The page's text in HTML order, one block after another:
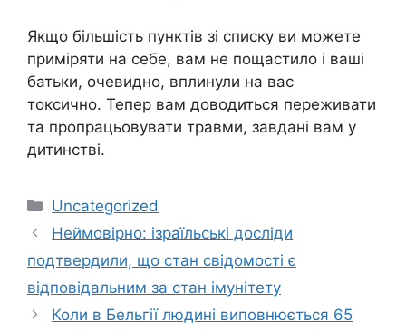
Якщо більшість пунктів зі списку ви можете
приміряти на себе, вам не пощастило і ваші
батьки, очевидно, вплинули на вас
токсично. Тепер вам доводиться переживати
та пропрацьовувати травми, завдані вам у
дитинстві.
Категорії
Uncategorized
Неймовірно: ізраїльські досліди
подтвердили, що стан свідомості є
відповідальним за стан імунітету
Коли в Бельгії людині виповнюється 65